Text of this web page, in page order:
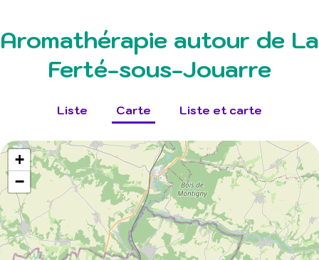
Aromathérapie autour de La
Ferté-sous-Jouarre
Liste Carte Liste et carte
+
−